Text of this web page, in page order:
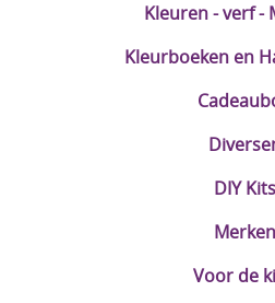
Kleuren - verf -
Kleurboeken en
DIY Kits
Merken
Voor de